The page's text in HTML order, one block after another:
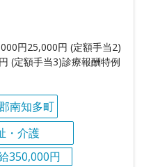
円25,000円 (定額手当2)
(定額手当3)診療報酬特例
南知多町
・介護
350,000円